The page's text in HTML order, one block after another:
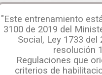
"Este entrenamiento
3100 de 2019 del
Social, Ley 1733 del
resolución
Regulaciones que
criterios de